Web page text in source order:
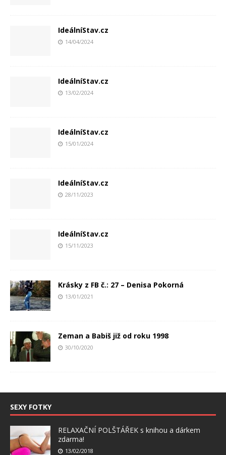
IdeálníStav.cz
14/04/2024
IdeálníStav.cz
13/02/2024
IdeálníStav.cz
15/01/2024
IdeálníStav.cz
28/11/2023
IdeálníStav.cz
15/11/2023
Krásky z FB č.: 27 – Denisa Pokorná
13/01/2021
Zeman a Babiš již od roku 1998
30/10/2020
SEXY FOTKY
RELAXAČNÍ POLŠTÁŘEK s knihou a dárkem
zdarma!
13/02/2018